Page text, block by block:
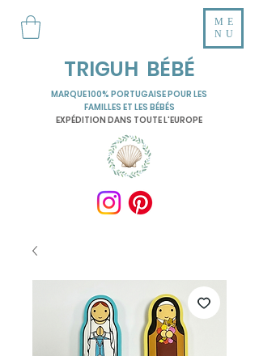
TRIGUH BÉBÉ
ME
NU
MARQUE 100% PORTUGAISE POUR LES
FAMILLES ET LES BÉBÉS
EXPÉDITION DANS TOUTE L'EUROPE